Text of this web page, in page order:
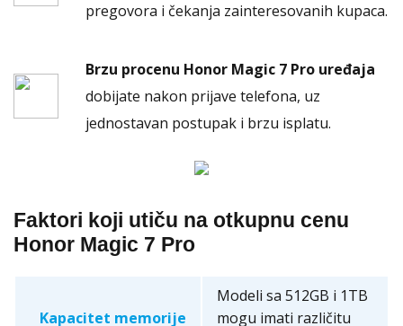
pregovora i čekanja zainteresovanih kupaca.
Brzu procenu Honor Magic 7 Pro uređaja
dobijate nakon prijave telefona, uz
jednostavan postupak i brzu isplatu.
Faktori koji utiču na otkupnu cenu
Honor Magic 7 Pro
Kapacitet memorije
Modeli sa 512GB i 1TB
mogu imati različitu